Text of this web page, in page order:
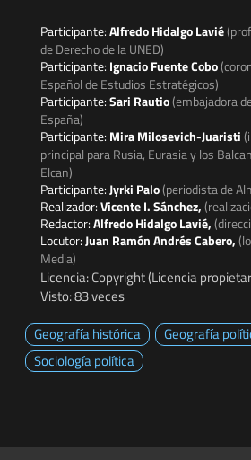
Participante:Alfredo Hidalgo Lavié
de Derecho de la UNED)
Participante: Ignacio Fuente Cobo
Español de Estudios Estratégicos)
Participante:Sari Rautio(embajadora
España)
Participante: Mira Milosevich-Juaristi
principal para Rusia, Eurasia y los
Elcan)
Participante:Jyrki Palo(periodista de
Realizador:Vicente I. Sánchez,
Redactor:Alfredo Hidalgo Lavié,
Locutor:Juan Ramón Andrés Cabero,
Media)
Licencia: Copyright (Licencia
Visto: 83 veces
Geografía histórica
Geografía
Sociología política